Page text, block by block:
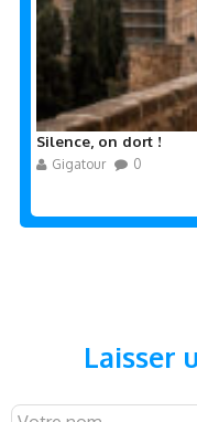
Silence, on dort !
Gigatour 0
Laisser